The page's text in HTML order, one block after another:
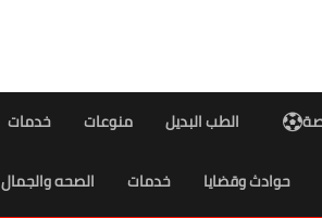
الطب البديل منوعات خدمات
حوادث وقضايا خدمات الصحه والجمال